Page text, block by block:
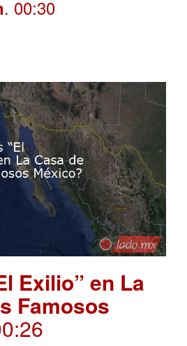
. 00:30
Exilio” en La
Famosos